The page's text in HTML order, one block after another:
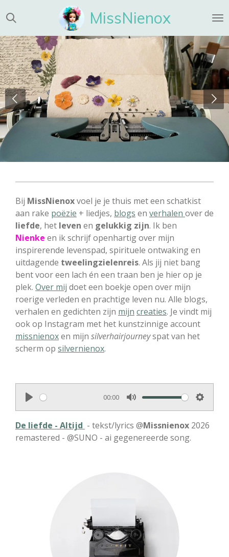
direct
naar
de
hoofdinhoud
MissNienox
Bij MissNienoxvoel je je thuis met een schatkist
aan rake poëzie + liedjes, blogs en verhalen over de
liefde, het leven en gelukkig zijn. Ik ben
Nienke en ik schrijf openhartig over mijn
inspirerende levenspad, spirituele ontwaking en
uitdagende tweelingzielenreis. Als jij niet bang
bent voor een lach én een traan ben je hier op je
plek. Over mij doet een boekje open over mijn
roerige verleden en prachtige leven nu. Alle blogs,
verhalen en gedichten zijn mijn creaties. Je vindt mij
ook op Instagram met het kunstzinnige account
missnienoxen mijn silverhairjourneyspat van het
scherm op silvernienox.
P
l
a
00:00
M
u
t
S
e
De liefde - Altijd - tekst/lyrics @Missnienox 2026
remastered - @SUNO - ai gegenereerde song.